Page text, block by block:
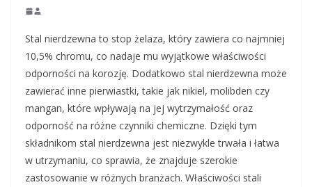
Stal nierdzewna to stop żelaza, który zawiera co najmniej
10,5% chromu, co nadaje mu wyjątkowe właściwości
odporności na korozję. Dodatkowo stal nierdzewna może
zawierać inne pierwiastki, takie jak nikiel, molibden czy
mangan, które wpływają na jej wytrzymałość oraz
odporność na różne czynniki chemiczne. Dzięki tym
składnikom stal nierdzewna jest niezwykle trwała i łatwa
w utrzymaniu, co sprawia, że znajduje szerokie
zastosowanie w różnych branżach. Właściwości stali